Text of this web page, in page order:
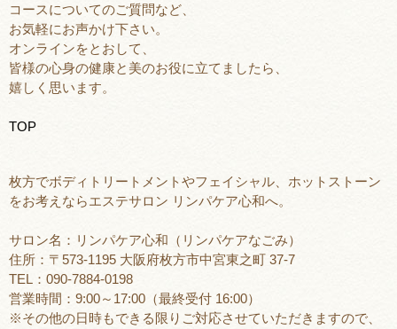
コースについてのご質問など、
お気軽にお声かけ下さい。
オンラインをとおして、
皆様の心身の健康と美のお役に立てましたら、
嬉しく思います。
TOP
枚方でボディトリートメントやフェイシャル、ホットストーン
をお考えならエステサロン リンパケア心和へ。
サロン名：リンパケア心和（リンパケアなごみ）
住所：〒573-1195 大阪府枚方市中宮東之町 37-7
TEL：090-7884-0198
営業時間：9:00～17:00（最終受付 16:00）
※その他の日時もできる限りご対応させていただきますので、